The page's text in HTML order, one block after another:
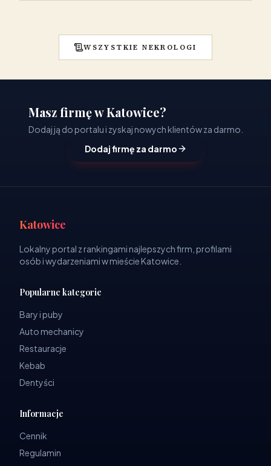
WSZYSTKIE NEKROLOGI
Masz firmę w Katowice?
Dodaj ją do portalu i zyskaj nowych klientów za darmo.
Dodaj firmę za darmo
Katowice
Lokalny portal z rankingami najlepszych firm, profilami
osób i wydarzeniami w mieście Katowice.
Popularne kategorie
Bary i puby
Auto mechanicy
Restauracje
Kebab
Dentyści
Informacje
Cennik
Regulamin